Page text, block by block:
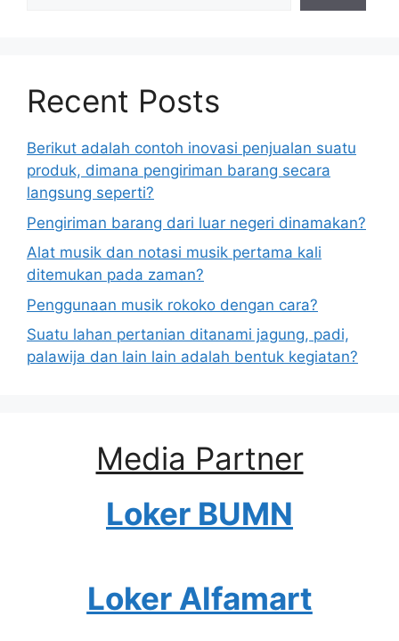
Recent Posts
Berikut adalah contoh inovasi penjualan suatu
produk, dimana pengiriman barang secara
langsung seperti?
Pengiriman barang dari luar negeri dinamakan?
Alat musik dan notasi musik pertama kali
ditemukan pada zaman?
Penggunaan musik rokoko dengan cara?
Suatu lahan pertanian ditanami jagung, padi,
palawija dan lain lain adalah bentuk kegiatan?
Media Partner
Loker BUMN
Loker Alfamart